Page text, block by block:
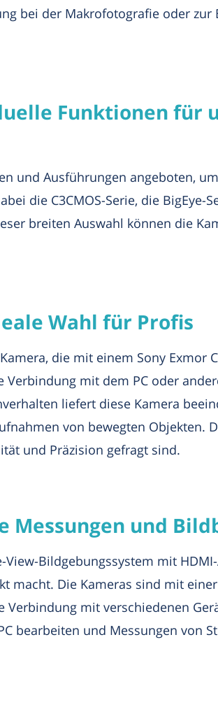
bei der Makrofotografie oder zur
Funktionen für
und Ausführungen angeboten,
die C3CMOS-Serie, die BigEye-
breiten Auswahl können die
Wahl für Profis
die mit einem Sony Exmor
mit dem PC oder
liefert diese Kamera
von bewegten Objekten.
und Präzision gefragt sind.
Messungen und
Bildgebungssystem mit
macht. Die Kameras sind mit
Verbindung mit verschiedenen
bearbeiten und Messungen von